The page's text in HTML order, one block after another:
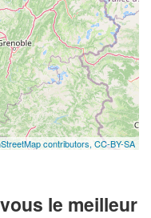
contributors, CC-BY-SA
le meilleur